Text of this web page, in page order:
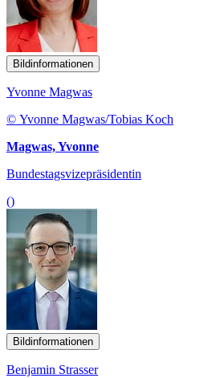
Bildinformationen
Yvonne Magwas
© Yvonne Magwas/Tobias Koch
Magwas, Yvonne
Bundestagsvizepräsidentin
()
Bildinformationen
Benjamin Strasser